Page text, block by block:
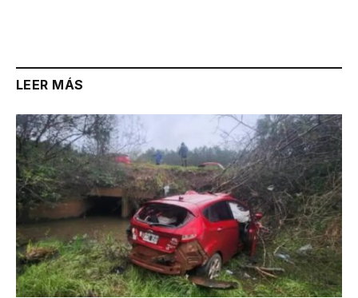
LEER MÁS